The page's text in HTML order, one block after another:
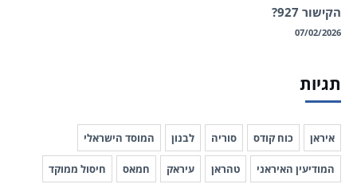
הקישור 927?
07/02/2026
תגיות
איראן כוח קודס סוריה לבנון המוסד הישראלי
המודיעין האיראני טהראן עיראק חמאס חיסול ממוקד